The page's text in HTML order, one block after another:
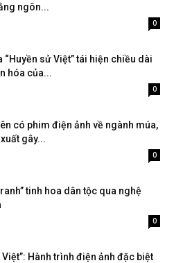
ngôn...
0
“Huyền sử Việt” tái hiện chiều dài
hóa của...
0
có phim điện ảnh về ngành múa,
gây...
0
tinh hoa dân tộc qua nghệ
0
Việt”: Hành trình điện ảnh đặc biệt